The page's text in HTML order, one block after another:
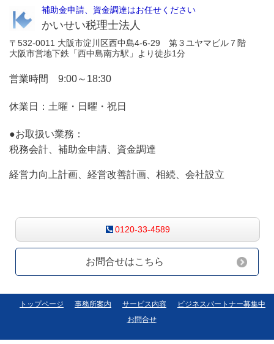
補助金申請、資金調達はお任せください
かいせい税理士法人
〒532-0011 大阪市淀川区西中島4-6-29 第３ユヤマビル７階
大阪市営地下鉄「西中島南方駅」より徒歩1分
営業時間 9:00～18:30
休業日：土曜・日曜・祝日
●お取扱い業務：
税務会計、補助金申請、資金調達
経営力向上計画、経営改善計画、相続、会社設立
0120-33-4589
お問合せはこちら
トップページ 事務所案内 サービス内容
ビジネスパートナー募集中
お問合せ